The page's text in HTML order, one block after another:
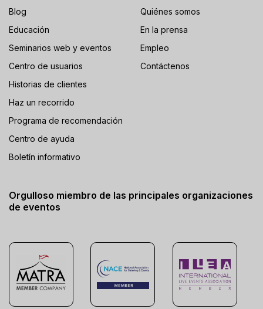
Blog
Educación
Seminarios web y eventos
Centro de usuarios
Historias de clientes
Haz un recorrido
Programa de recomendación
Centro de ayuda
Boletín informativo
Quiénes somos
En la prensa
Empleo
Contáctenos
Orgulloso miembro de las principales organizaciones
de eventos